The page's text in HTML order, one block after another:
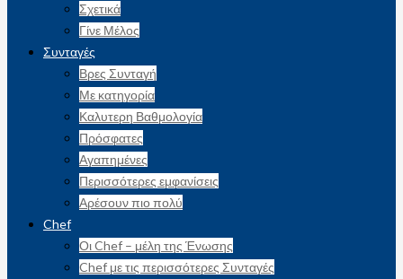
Σχετικά
Γίνε Μέλος
Συνταγές
Βρες Συνταγή
Με κατηγορία
Καλυτερη Βαθμολογία
Πρόσφατες
Αγαπημένες
Περισσότερες εμφανίσεις
Αρέσουν πιο πολύ
Chef
Οι Chef – μέλη της Ένωσης
Chef με τις περισσότερες Συνταγές